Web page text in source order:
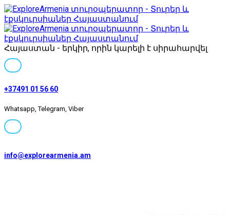
Հայաստան - երկիր, որին կարելի է սիրահարվել
+37491 01 56 60
Whatsapp, Telegram, Viber
info@explorearmenia.am